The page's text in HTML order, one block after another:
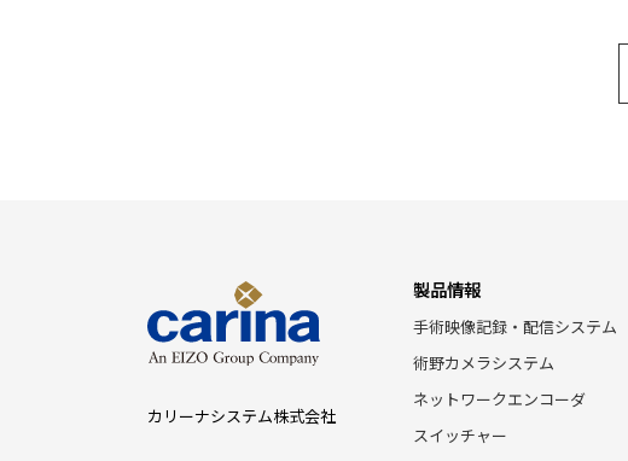
カリーナシステム株式会社
製品情報
手術映像記録・配信システム
術野カメラシステム
ネットワークエンコーダ
スイッチャー